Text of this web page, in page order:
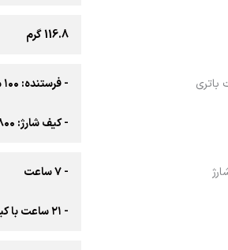
116.8 گرم
باتری - فرستنده: ۱۰۰ میلی‌ آمپر ساعت
- کیف شارژ: ۸۰۰ میلی‌ آمپر ساعت
- ۷ ساعت
- ۲۱ ساعت با کیس شارژ